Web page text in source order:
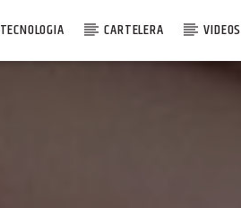
TECNOLOGIA CARTELERA VIDEOS